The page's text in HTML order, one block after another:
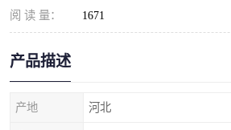
阅 读 量： 1671
产品描述
产地 河北